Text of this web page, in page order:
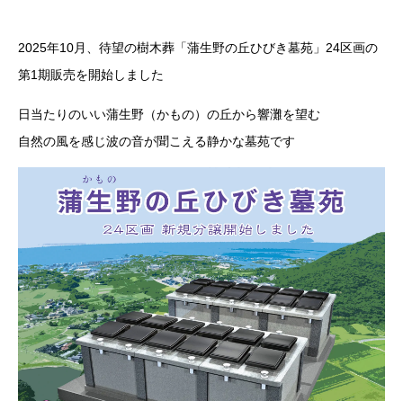
2025年10月、待望の樹木葬「蒲生野の丘ひびき墓苑」24区画の
第1期販売を開始しました
日当たりのいい蒲生野（かもの）の丘から響灘を望む
自然の風を感じ波の音が聞こえる静かな墓苑です